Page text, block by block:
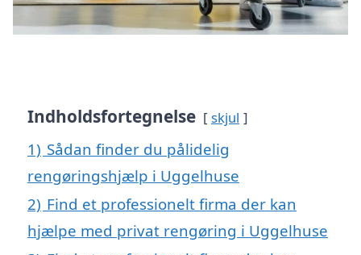
Indholdsfortegnelse skjul
1) Sådan finder du pålidelig
rengøringshjælp i Uggelhuse
2) Find et professionelt firma der kan
hjælpe med privat rengøring i Uggelhuse